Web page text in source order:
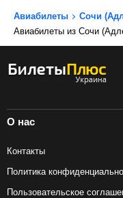
Авиабилеты Сочи
Авиабилеты из Сочи
О нас
Контакты
Политика
Пользовательское